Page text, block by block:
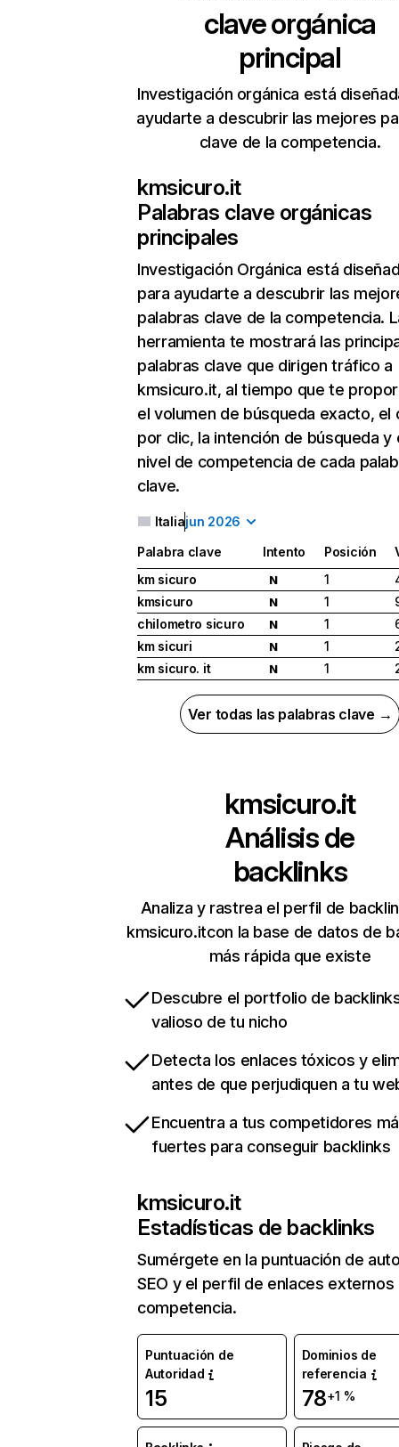
clave orgánica
principal
Investigación orgánica está
ayudarte a descubrir las mejores
clave de la competencia.
kmsicuro.it
Palabras clave orgánicas
principales
Investigación Orgánica está
para ayudarte a descubrir las
palabras clave de la competencia.
herramienta te mostrará las
palabras clave que dirigen tráfico a
kmsicuro.it, al tiempo que te
el volumen de búsqueda exacto, el
por clic, la intención de búsqueda y
nivel de competencia de cada
clave.
Italiajun 2026
Palabra clave Intento Posición
km sicuro
N 1
kmsicuro
N 1
chilometro sicuro
N 1
km sicuri
N 1
km sicuro. it
N 1
Ver todas las palabras clave →
kmsicuro.it
Análisis de
backlinks
Analiza y rastrea el perfil de
kmsicuro.itcon la base de datos de
más rápida que existe
Descubre el portfolio de
valioso de tu nicho
Detecta los enlaces tóxicos y
antes de que perjudiquen a tu
Encuentra a tus competidores
fuertes para conseguir backlinks
kmsicuro.it
Estadísticas de backlinks
Sumérgete en la puntuación de
SEO y el perfil de enlaces externos
competencia.
Puntuación de
Autoridad
15
Dominios de
referencia
78+1 %